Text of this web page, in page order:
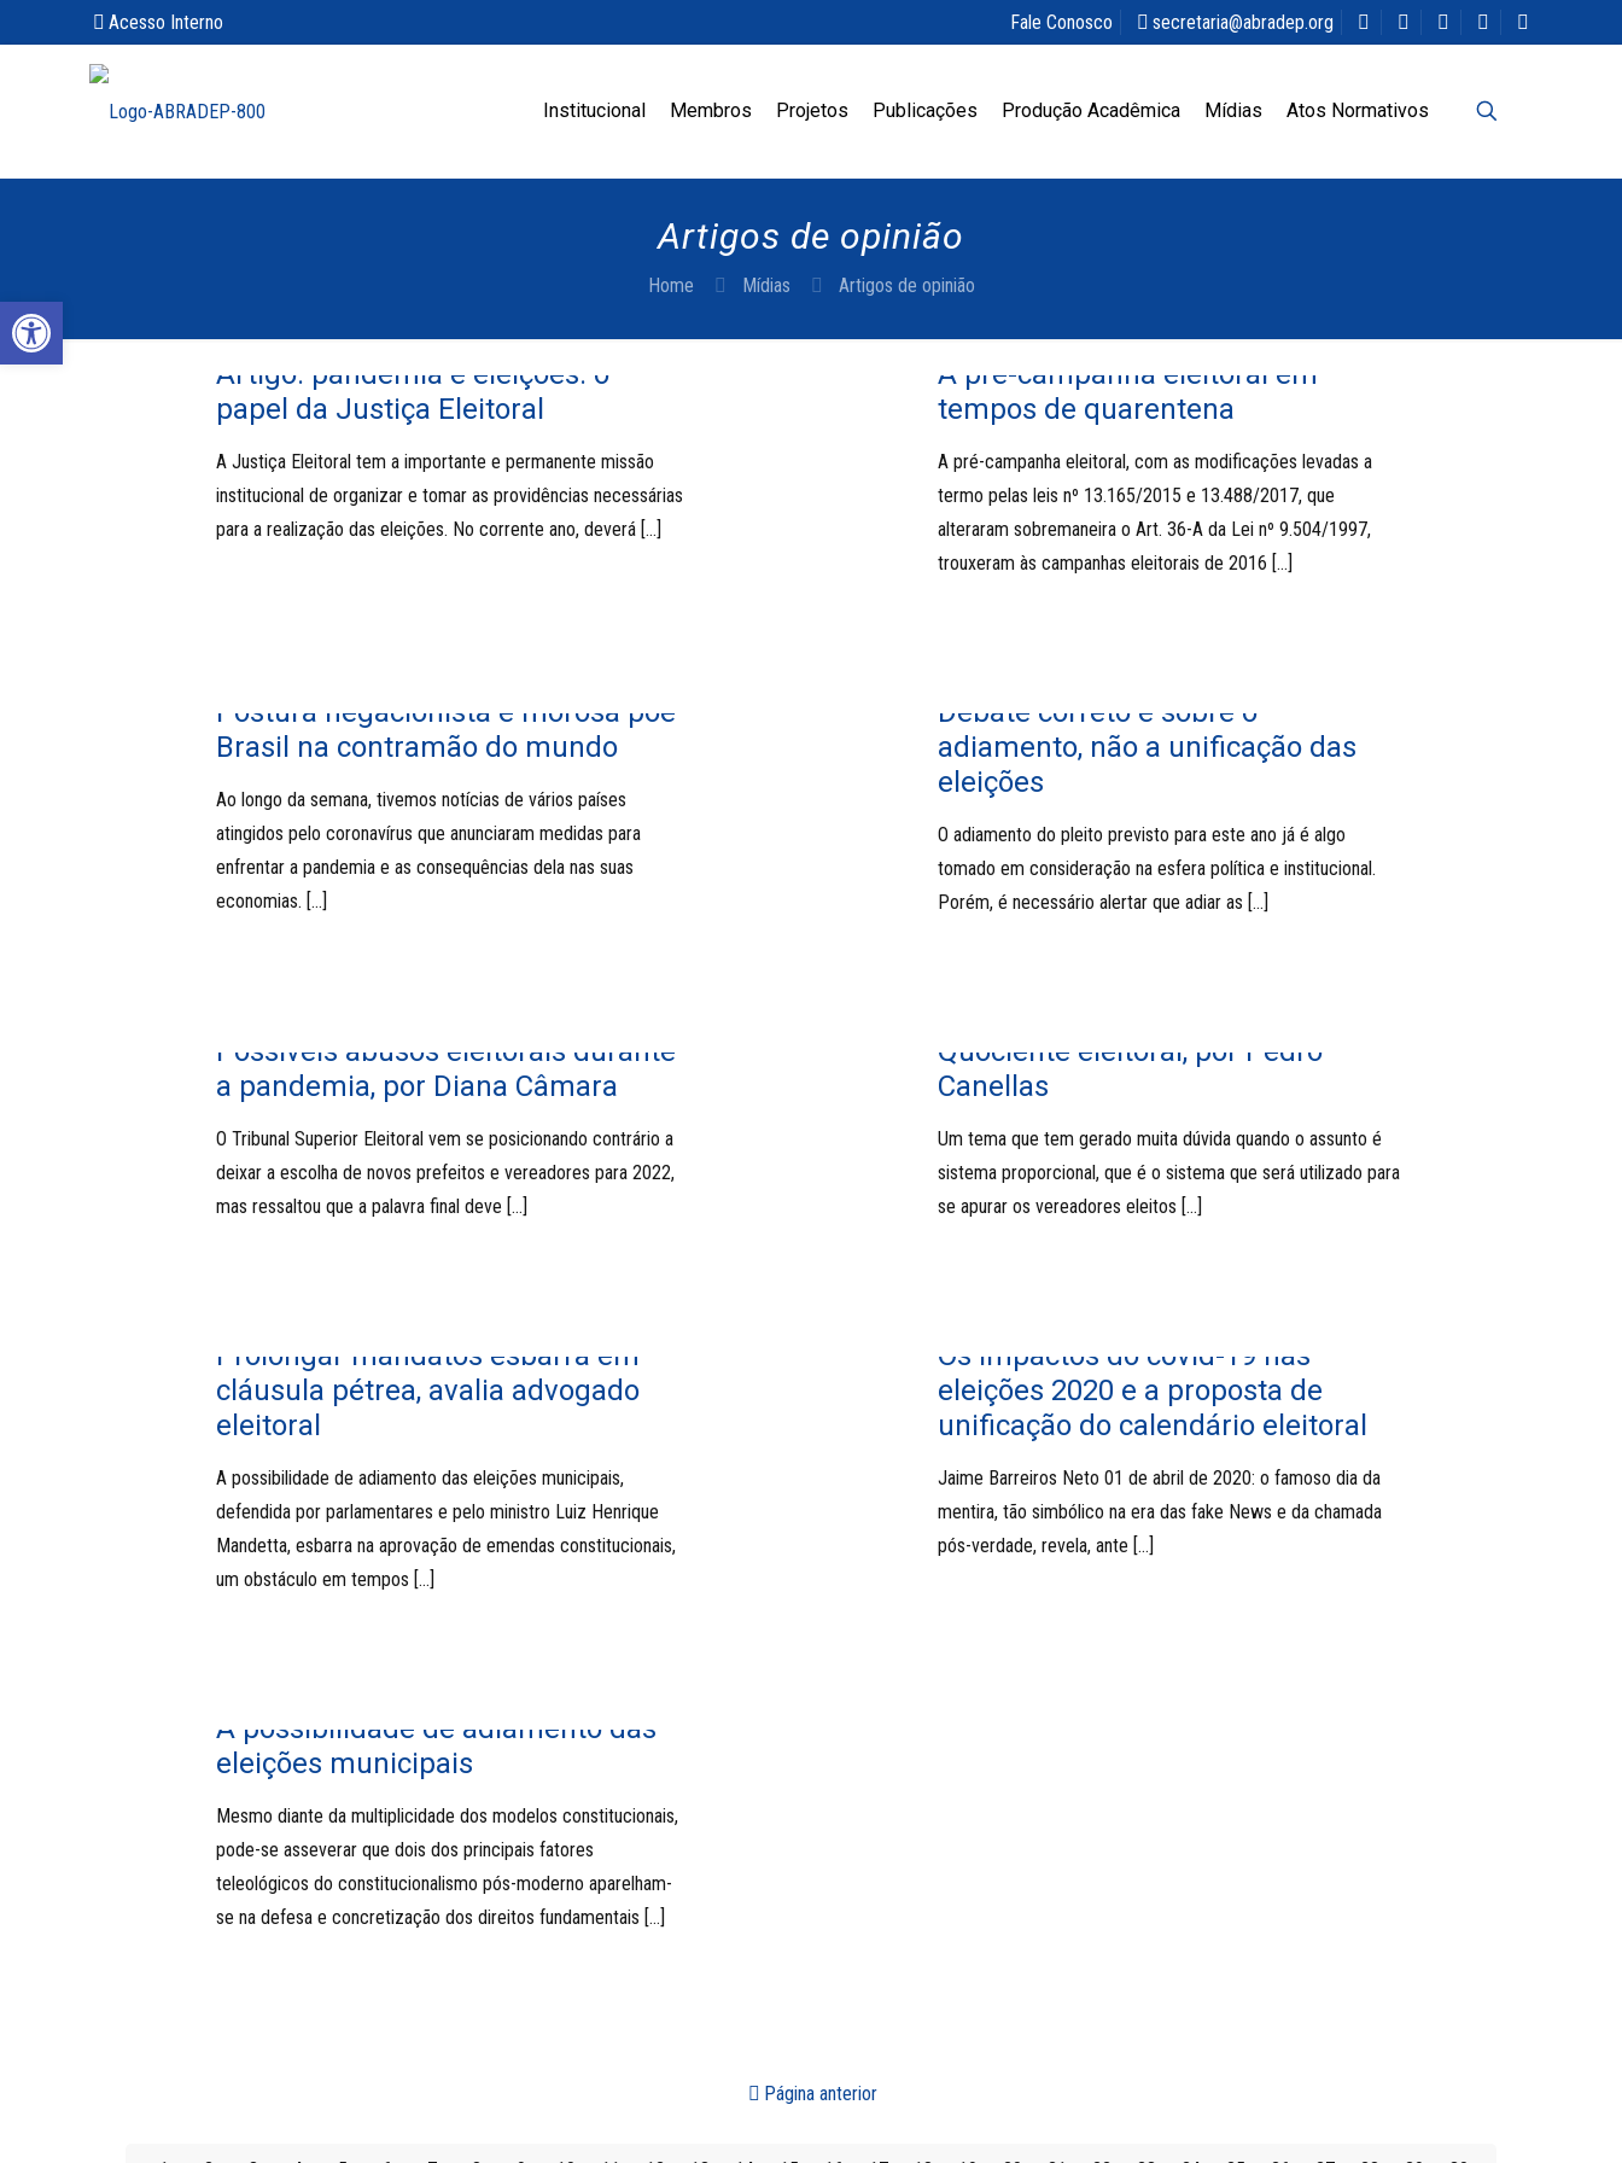
Acesso Interno Fale Conosco secretaria@abradep.org
Institucional Membros Projetos Publicações Produção Acadêmica Mídias Atos Normativos
Artigos de opinião
Home Mídias Artigos de opinião
Artigo: pandemia e eleições: o
papel da Justiça Eleitoral
A Justiça Eleitoral tem a importante e permanente missão
institucional de organizar e tomar as providências necessárias
para a realização das eleições. No corrente ano, deverá […]
A pré-campanha eleitoral em
tempos de quarentena
A pré-campanha eleitoral, com as modificações levadas a
termo pelas leis nº 13.165/2015 e 13.488/2017, que
alteraram sobremaneira o Art. 36-A da Lei nº 9.504/1997,
trouxeram às campanhas eleitorais de 2016 […]
Postura negacionista e morosa põe
Brasil na contramão do mundo
Ao longo da semana, tivemos notícias de vários países
atingidos pelo coronavírus que anunciaram medidas para
enfrentar a pandemia e as consequências dela nas suas
economias. […]
Debate correto é sobre o
adiamento, não a unificação das
eleições
O adiamento do pleito previsto para este ano já é algo
tomado em consideração na esfera política e institucional.
Porém, é necessário alertar que adiar as […]
Possíveis abusos eleitorais durante
a pandemia, por Diana Câmara
O Tribunal Superior Eleitoral vem se posicionando contrário a
deixar a escolha de novos prefeitos e vereadores para 2022,
mas ressaltou que a palavra final deve […]
Quociente eleitoral, por Pedro
Canellas
Um tema que tem gerado muita dúvida quando o assunto é
sistema proporcional, que é o sistema que será utilizado para
se apurar os vereadores eleitos […]
Prolongar mandatos esbarra em
cláusula pétrea, avalia advogado
eleitoral
A possibilidade de adiamento das eleições municipais,
defendida por parlamentares e pelo ministro Luiz Henrique
Mandetta, esbarra na aprovação de emendas constitucionais,
um obstáculo em tempos […]
Os impactos do covid-19 nas
eleições 2020 e a proposta de
unificação do calendário eleitoral
Jaime Barreiros Neto 01 de abril de 2020: o famoso dia da
mentira, tão simbólico na era das fake News e da chamada
pós-verdade, revela, ante […]
A possibilidade de adiamento das
eleições municipais
Mesmo diante da multiplicidade dos modelos constitucionais,
pode-se asseverar que dois dos principais fatores
teleológicos do constitucionalismo pós-moderno aparelham-
se na defesa e concretização dos direitos fundamentais […]
Página anterior
Abrir a barra de ferramentas